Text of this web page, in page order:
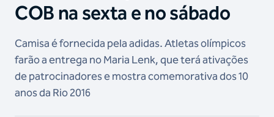
COB na sexta e no sábado
Camisa é fornecida pela adidas. Atletas olímpicos
farão a entrega no Maria Lenk, que terá ativações
de patrocinadores e mostra comemorativa dos 10
anos da Rio 2016